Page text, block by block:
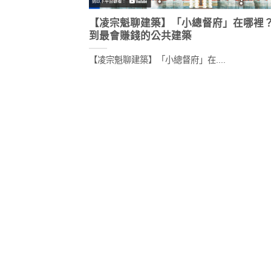
【凌宗魁聊建築】「小總督府」在哪裡
到最會賺錢的公共建築
【凌宗魁聊建築】「小總督府」在....